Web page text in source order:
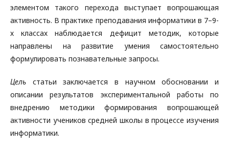
элементом такого перехода выступает вопрошающая
активность. В практике преподавания информатики в 7–9-
х классах наблюдается дефицит методик, которые
направлены на развитие умения самостоятельно
формулировать познавательные запросы.
Цель статьи заключается в научном обосновании и
описании результатов экспериментальной работы по
внедрению методики формирования вопрошающей
активности учеников средней школы в процессе изучения
информатики.